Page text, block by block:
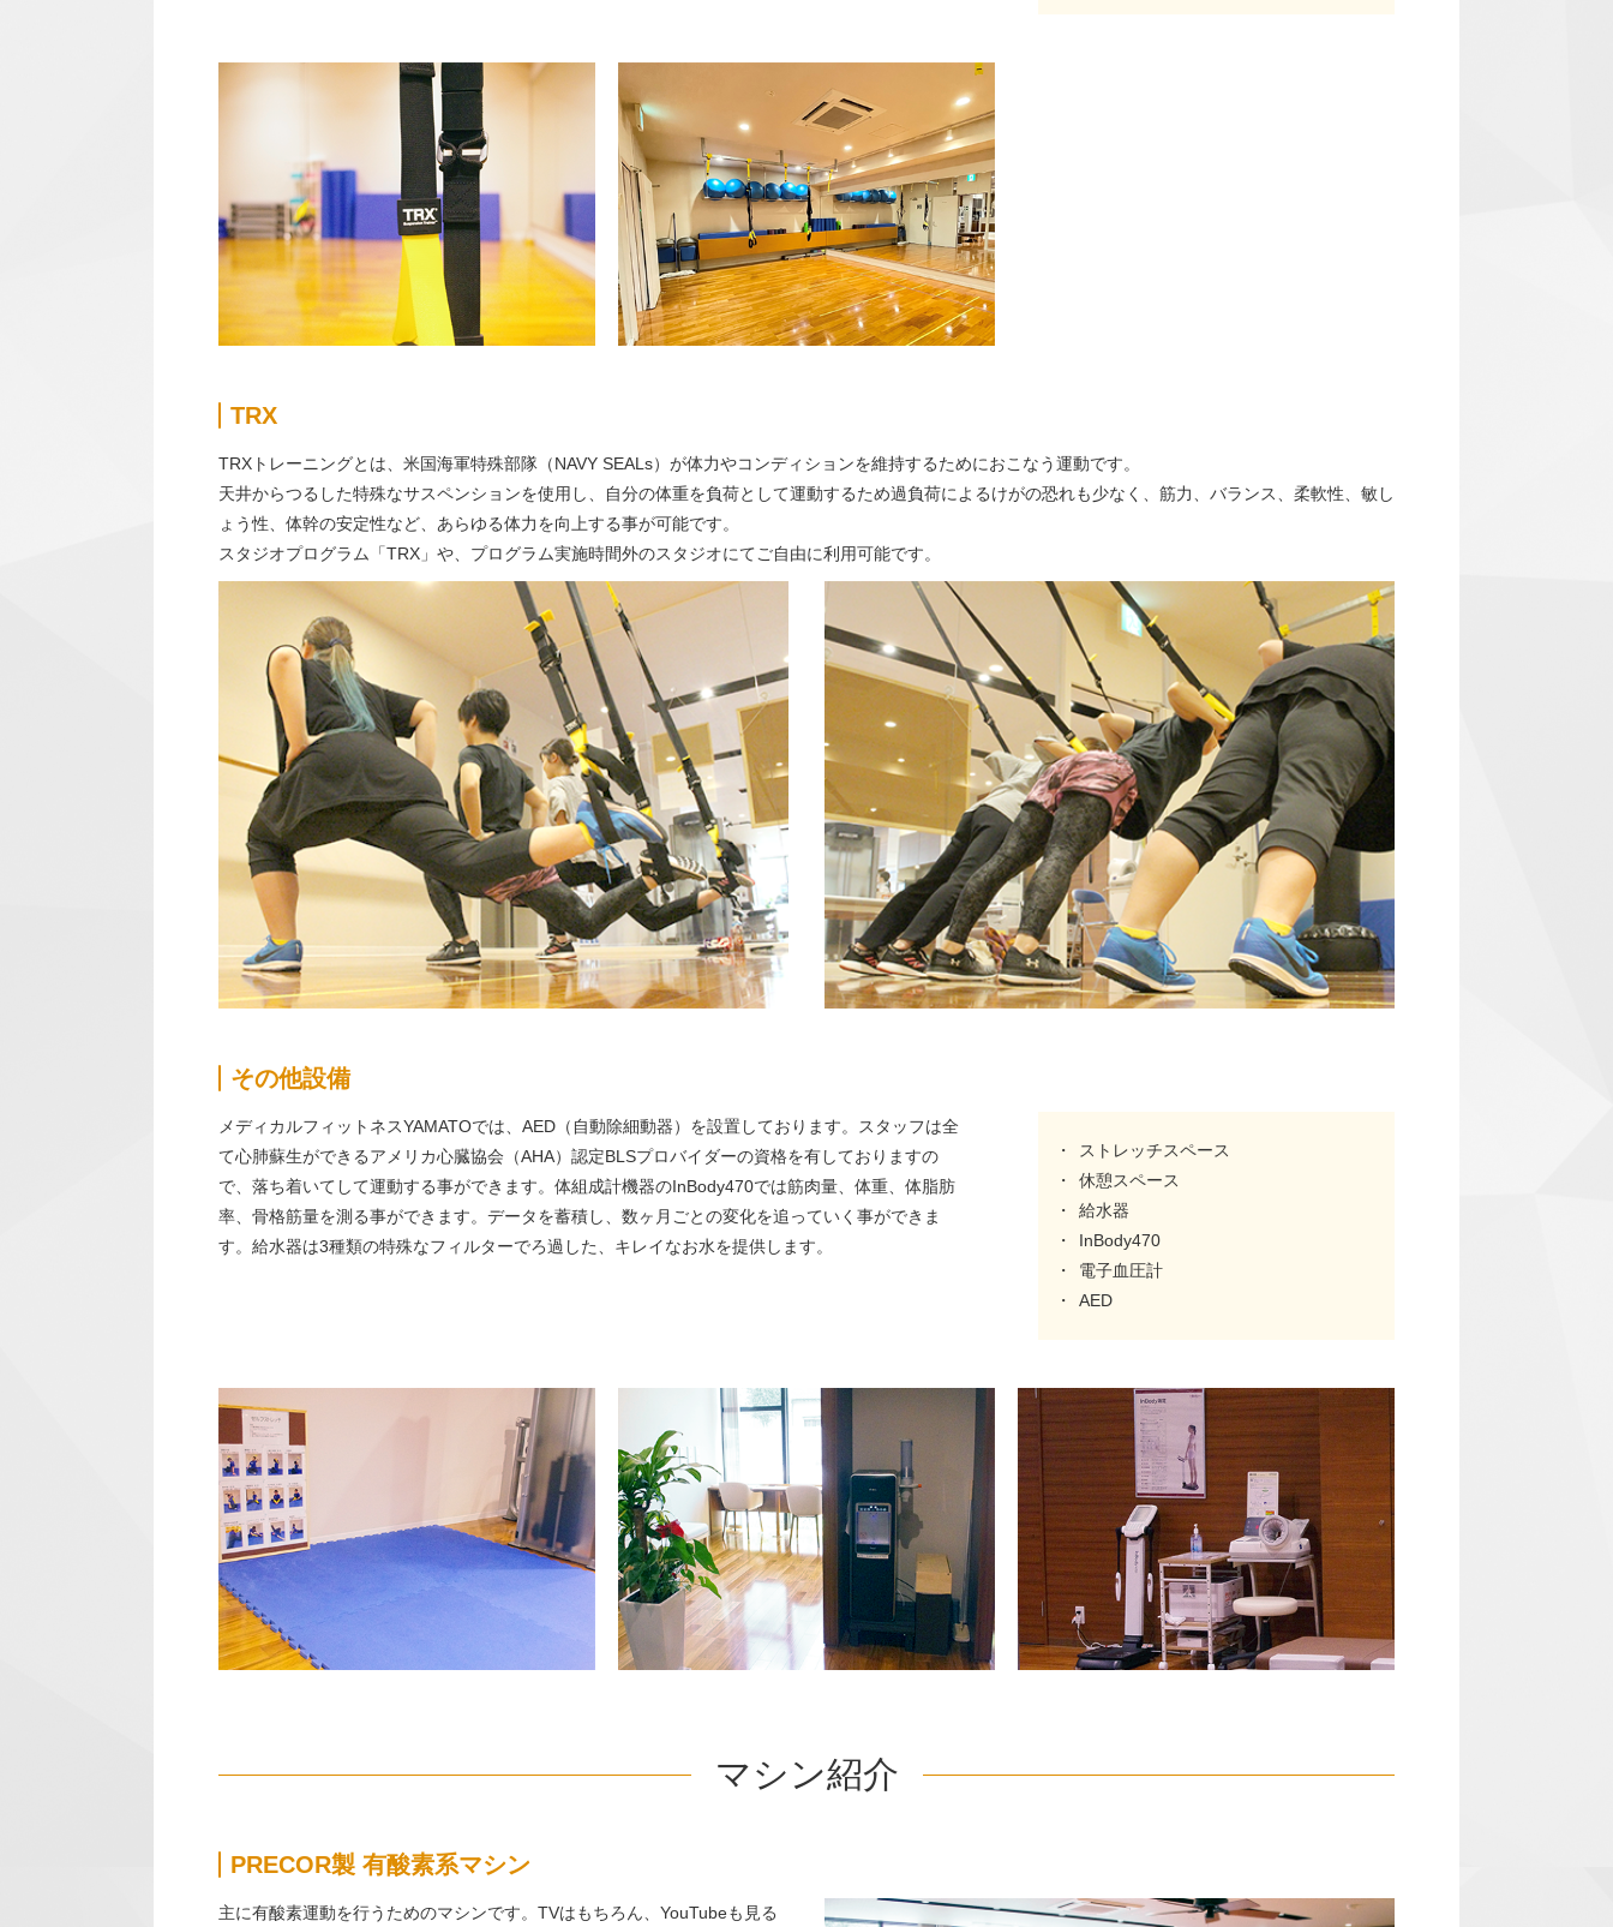
TRX
TRXトレーニングとは、米国海軍特殊部隊（NAVY SEALs）が体力やコンディションを維持するためにおこなう運動です。
天井からつるした特殊なサスペンションを使用し、自分の体重を負荷として運動するため過負荷によるけがの恐れも少なく、筋力、バランス、柔軟性、敏し
ょう性、体幹の安定性など、あらゆる体力を向上する事が可能です。
スタジオプログラム「TRX」や、プログラム実施時間外のスタジオにてご自由に利用可能です。
その他設備
メディカルフィットネスYAMATOでは、AED（自動除細動器）を設置しております。スタッフは全
て心肺蘇生ができるアメリカ心臓協会（AHA）認定BLSプロバイダーの資格を有しておりますの
で、落ち着いてして運動する事ができます。体組成計機器のInBody470では筋肉量、体重、体脂肪
率、骨格筋量を測る事ができます。データを蓄積し、数ヶ月ごとの変化を追っていく事ができま
す。給水器は3種類の特殊なフィルターでろ過した、キレイなお水を提供します。
ストレッチスペース
休憩スペース
給水器
InBody470
電子血圧計
AED
マシン紹介
PRECOR製 有酸素系マシン
主に有酸素運動を行うためのマシンです。TVはもちろん、YouTubeも見る